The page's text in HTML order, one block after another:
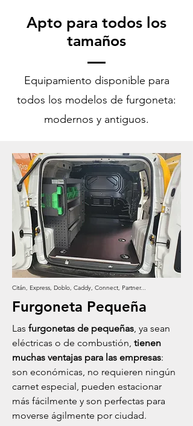
Apto para todos los
tamaños
Equipamiento disponible para
todos los modelos de furgoneta:
modernos y antiguos.
Citán, Express, Doblo, Caddy, Connect, Partner...
Furgoneta Pequeña
Las furgonetas de pequeñas, ya sean
eléctricas o de combustión, tienen
muchas ventajas para las empresas:
son económicas, no requieren ningún
carnet especial, pueden estacionar
más fácilmente y son perfectas para
moverse ágilmente por ciudad.